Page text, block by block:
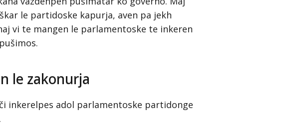
le partidoske kapurja, aven pa jekh
vi te mangen le parlamentoske te inkeren
le zakonurja
inkerelpes adol parlamentoske partidonge